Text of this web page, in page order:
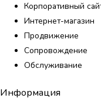
Корпоративный
Интернет-магазин
Продвижение
Сопровождение
Обслуживание
Информация